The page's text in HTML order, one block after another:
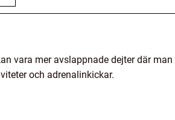
vara mer avslappnade dejter där
och adrenalinkickar.